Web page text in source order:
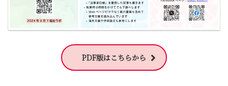
PDF版はこちらから